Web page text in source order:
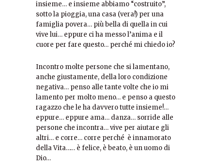
insieme… e insieme abbiamo “costruito”,
sotto la pioggia, una casa (vera!) per una
famiglia povera… più bella di quella in cui
vive lui… eppure ci ha messo l’anima e il
cuore per fare questo… perché mi chiedo io?
Incontro molte persone che si lamentano,
anche giustamente, della loro condizione
negativa… penso alle tante volte che io mi
lamento per molto meno… e penso a questo
ragazzo che le ha davvero tutte insieme!…
eppure… eppure ama… danza… sorride alle
persone che incontra… vive per aiutare gli
altri… e corre… corre perché è innamorato
della Vita…… è felice, è beato, è un uomo di
Dio…